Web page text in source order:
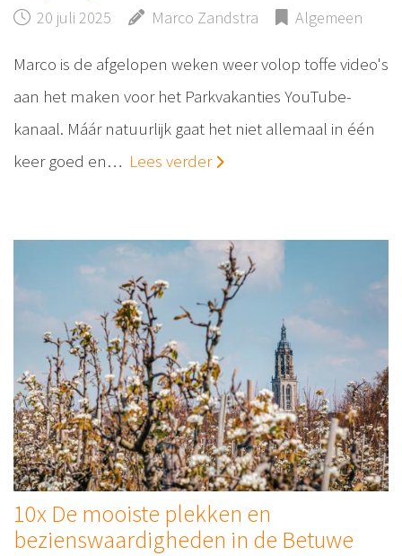
20 juli 2025 Marco Zandstra Algemeen
Marco is de afgelopen weken weer volop toffe video's
aan het maken voor het Parkvakanties YouTube-
kanaal. Máár natuurlijk gaat het niet allemaal in één
keer goed en… Lees verder
10x De mooiste plekken en
bezienswaardigheden in de Betuwe